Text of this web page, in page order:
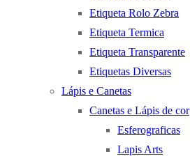
Etiqueta Rolo Zebra
Etiqueta Termica
Etiqueta Transparente
Etiquetas Diversas
Lápis e Canetas
Canetas e Lápis de cor
Esferograficas
Lapis Arts